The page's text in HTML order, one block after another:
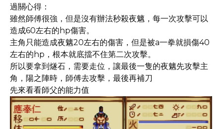
過關心得：
雖然師傅很強，但是沒有辦法秒殺夜魑，每一次攻擊可以
造成60左右的hp傷害。
主角只能造成夜魑20左右的傷害，但是被a一拳就損傷40
左右的hp，根本就底擋不住第二次攻擊。
所以要拿到燧石，需要走位，讓最後一隻的夜魑先攻擊主
角，陽之陣時，師傅去攻擊，最後再補刀
先來看看師父的能力值